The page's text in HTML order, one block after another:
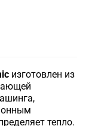
изготовлен из
тепло.